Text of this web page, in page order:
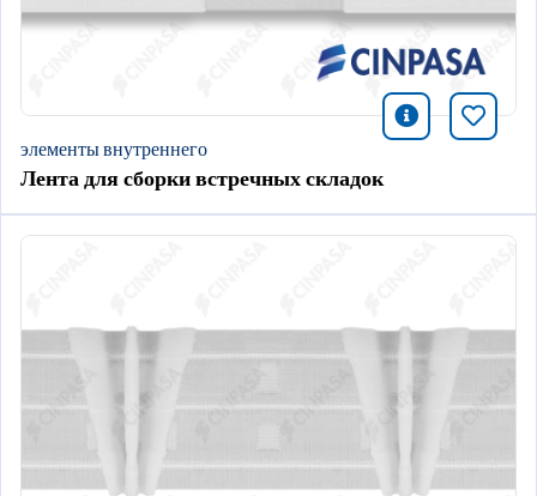
icono
элементы внутреннего
Лента для сборки встречных складок